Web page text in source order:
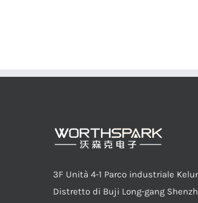
3F Unità 4-1 Parco industriale
Distretto di Buji Long-gang